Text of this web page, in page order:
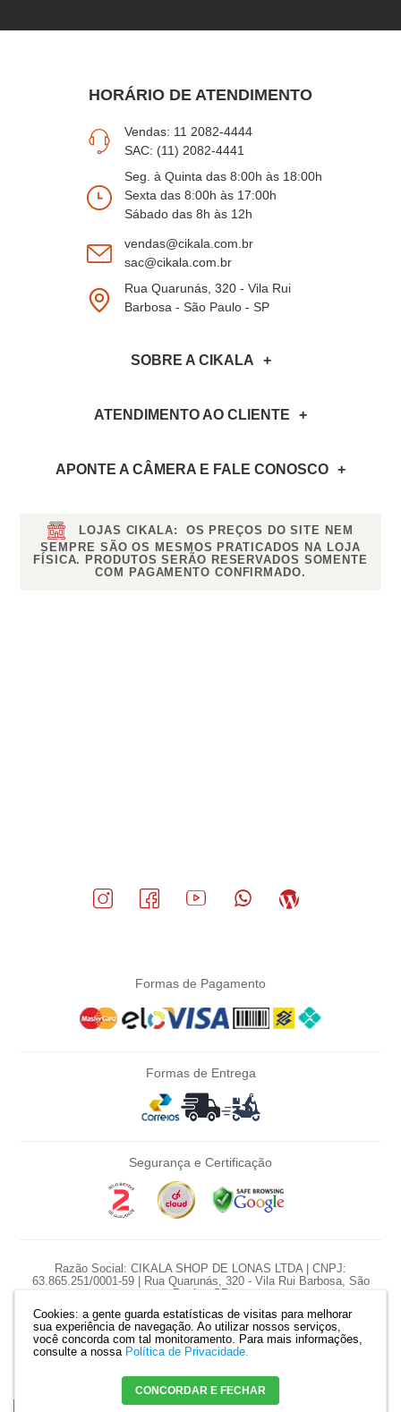
Cookies: a gente guarda estatísticas de visitas para melhorar
sua experiência de navegação. Ao utilizar nossos serviços,
você concorda com tal monitoramento. Para mais informações,
consulte a nossa Política de Privacidade.
CONCORDAR E FECHAR
HORÁRIO DE ATENDIMENTO
Vendas: 11 2082-4444
SAC: (11) 2082-4441
Seg. à Quinta das 8:00h às 18:00h
Sexta das 8:00h às 17:00h
Sábado das 8h às 12h
vendas@cikala.com.br
sac@cikala.com.br
Rua Quarunás, 320 - Vila Rui
Barbosa - São Paulo - SP
SOBRE A CIKALA
ATENDIMENTO AO CLIENTE
APONTE A CÂMERA E FALE CONOSCO
LOJAS CIKALA:
OS PREÇOS DO SITE NEM
SEMPRE SÃO OS MESMOS PRATICADOS NA LOJA
FÍSICA. PRODUTOS SERÃO RESERVADOS SOMENTE
COM PAGAMENTO CONFIRMADO.
Formas de Pagamento
Formas de Entrega
Segurança e Certificação
Razão Social: CIKALA SHOP DE LONAS LTDA | CNPJ:
63.865.251/0001-59 | Rua Quarunás, 320 - Vila Rui Barbosa, São
Paulo - SP
*Nossas promoções são diárias e pontuais, preço e estoque sujeito a
variação diariamente.
*Produtos serão reservados somente com pagamento confirmado. |
Mapa do site